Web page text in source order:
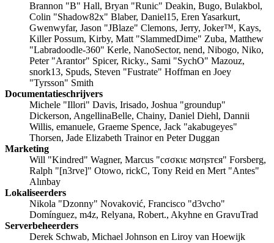
Brannon "B" Hall, Bryan "Runic" Deakin, Bugo, Bulakbol,
Colin "Shadow82x" Blaber, Daniel15, Eren Yasarkurt,
Gwenwyfar, Jason "JBlaze" Clemons, Jerry, Joker™, Kays,
Killer Possum, Kirby, Matt "SlammedDime" Zuba, Matthew
"Labradoodle-360" Kerle, NanoSector, nend, Nibogo, Niko,
Peter "Arantor" Spicer, Ricky., Sami "SychO" Mazouz,
snork13, Spuds, Steven "Fustrate" Hoffman en Joey
"Tyrsson" Smith
Documentatieschrijvers
Michele "Illori" Davis, Irisado, Joshua "groundup"
Dickerson, AngellinaBelle, Chainy, Daniel Diehl, Dannii
Willis, emanuele, Graeme Spence, Jack "akabugeyes"
Thorsen, Jade Elizabeth Trainor en Peter Duggan
Marketing
Will "Kindred" Wagner, Marcus "cσσкιє мσηѕтєя" Forsberg,
Ralph "[n3rve]" Otowo, rickC, Tony Reid en Mert "Antes"
Alınbay
Lokaliseerders
Nikola "Dzonny" Novaković, Francisco "d3vcho"
Domínguez, m4z, Relyana, Robert., Akyhne en GravuTrad
Serverbeheerders
Derek Schwab, Michael Johnson en Liroy van Hoewijk